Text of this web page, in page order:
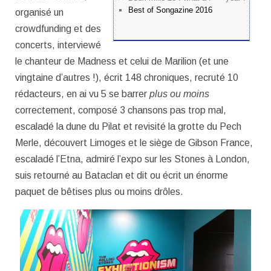
Best of Songazine 2016
organisé un
crowdfunding et des
concerts, interviewé
le chanteur de Madness et celui de Marilion (et une
vingtaine d’autres !), écrit 148 chroniques, recruté 10
rédacteurs, en ai vu 5 se barrer plus ou moins
correctement, composé 3 chansons pas trop mal,
escaladé la dune du Pilat et revisité la grotte du Pech
Merle, découvert Limoges et le siège de Gibson France,
escaladé l’Etna, admiré l’expo sur les Stones à London,
suis retourné au Bataclan et dit ou écrit un énorme
paquet de bêtises plus ou moins drôles.